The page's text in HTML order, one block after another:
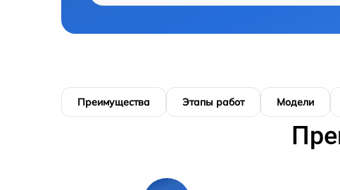
Преимущества Этапы работ Модели